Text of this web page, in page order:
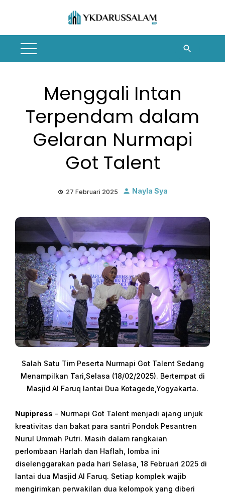
Menggali Intan
Terpendam dalam
Gelaran Nurmapi
Got Talent
27 Februari 2025 Nayla Sya
Salah Satu Tim Peserta Nurmapi Got Talent Sedang
Menampilkan Tari,Selasa (18/02/2025). Bertempat di
Masjid Al Faruq lantai Dua Kotagede,Yogyakarta.
Nupipress – Nurmapi Got Talent menjadi ajang unjuk
kreativitas dan bakat para santri Pondok Pesantren
Nurul Ummah Putri. Masih dalam rangkaian
perlombaan Harlah dan Haflah, lomba ini
diselenggarakan pada hari Selasa, 18 Februari 2025 di
lantai dua Masjid Al Faruq. Setiap komplek wajib
mengirimkan perwakilan dua kelompok yang diberi